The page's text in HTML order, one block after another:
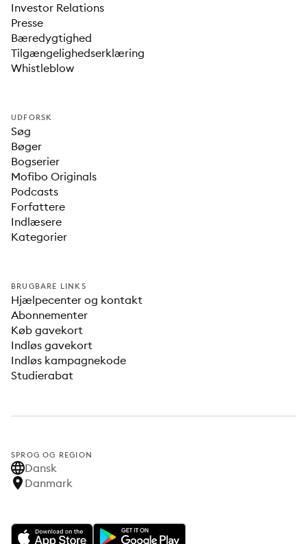
Investor Relations
Presse
Bæredygtighed
Tilgængelighedserklæring
Whistleblow
UDFORSK
Søg
Bøger
Bogserier
Mofibo Originals
Podcasts
Forfattere
Indlæsere
Kategorier
BRUGBARE LINKS
Hjælpecenter og kontakt
Abonnementer
Køb gavekort
Indløs gavekort
Indløs kampagnekode
Studierabat
SPROG OG REGION
Dansk
Danmark